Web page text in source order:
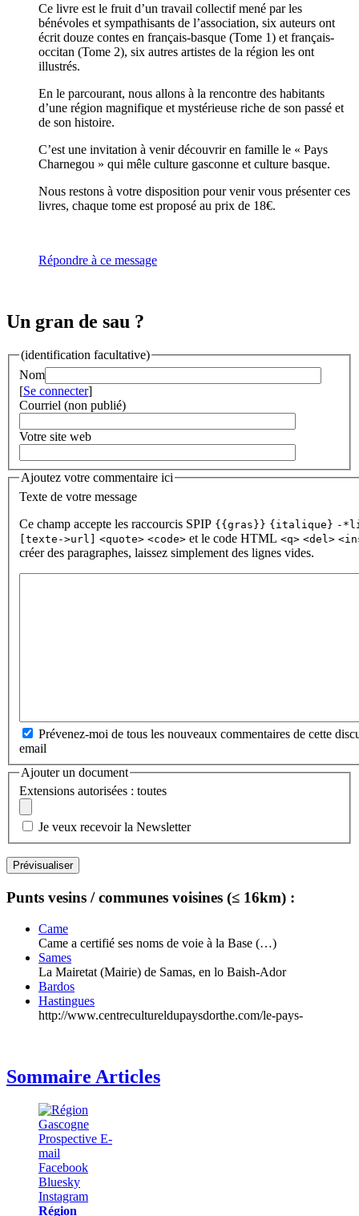
Ce livre est le fruit d’un travail collectif mené par les
bénévoles et sympathisants de l’association, six auteurs ont
écrit douze contes en français-basque (Tome 1) et français-
occitan (Tome 2), six autres artistes de la région les ont
illustrés.
En le parcourant, nous allons à la rencontre des habitants
d’une région magnifique et mystérieuse riche de son passé et
de son histoire.
C’est une invitation à venir découvrir en famille le « Pays
Charnegou » qui mêle culture gasconne et culture basque.
Nous restons à votre disposition pour venir vous présenter ces
livres, chaque tome est proposé au prix de 18€.
Répondre à ce message
Un gran de sau ?
(identification facultative)
Nom
[Se connecter]
Courriel (non publié)
Votre site web
Ajoutez votre commentaire ici
Texte de votre message
Ce champ accepte les raccourcis SPIP {{gras}} {italique} -
[texte->url] <quote> <code> et le code HTML <q> <del>
créer des paragraphes, laissez simplement des lignes vides.
Prévenez-moi de tous les nouveaux commentaires de cette
email
Ajouter un document
Extensions autorisées : toutes
Je veux recevoir la Newsletter
Punts vesins / communes voisines (≤ 16km) :
Came
Came a certifié ses noms de voie à la Base (…)
Sames
La Mairetat (Mairie) de Samas, en lo Baish-Ador
Bardos
Hastingues
http://www.centrecultureldupaysdorthe.com/le-pays-
Sommaire Articles
Région